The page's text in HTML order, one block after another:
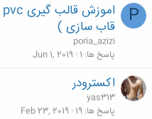
P
قاب سازی )
poria_azizi
پاسخ ها 1
Jun 1, 2019
اکسترودر
yas313
پاسخ ها 19
Feb 23, 2019